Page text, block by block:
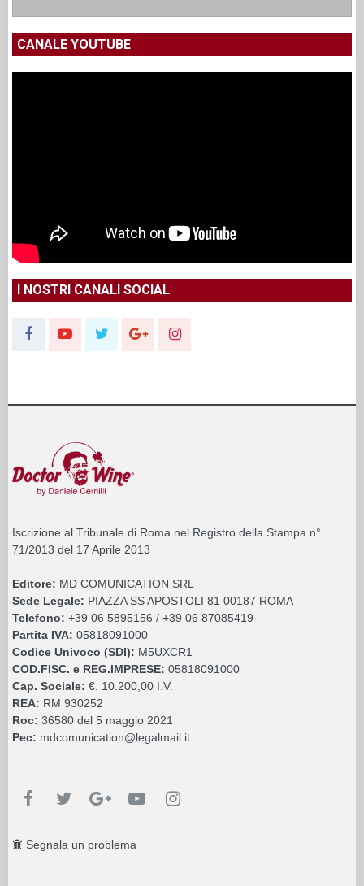
CANALE YOUTUBE
I NOSTRI CANALI SOCIAL
Iscrizione al Tribunale di Roma nel Registro della Stampa n°
71/2013 del 17 Aprile 2013
Editore: MD COMUNICATION SRL
Sede Legale: PIAZZA SS APOSTOLI 81 00187 ROMA
Telefono: +39 06 5895156 / +39 06 87085419
Partita IVA: 05818091000
Codice Univoco (SDI): M5UXCR1
COD.FISC. e REG.IMPRESE: 05818091000
Cap. Sociale: €. 10.200,00 I.V.
REA: RM 930252
Roc: 36580 del 5 maggio 2021
Pec: mdcomunication@legalmail.it
Segnala un problema